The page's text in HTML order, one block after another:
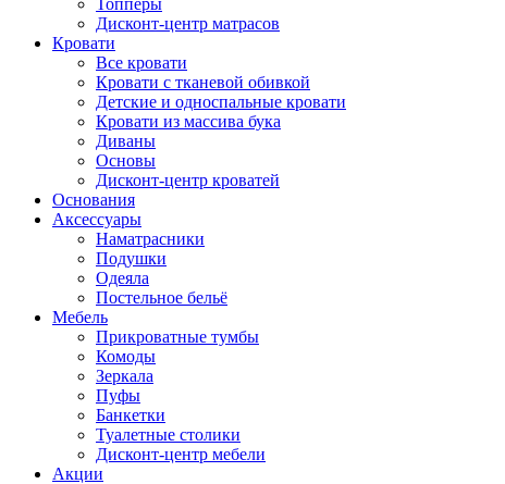
Топперы
Дисконт-центр матрасов
Кровати
Все кровати
Кровати с тканевой обивкой
Детские и односпальные кровати
Кровати из массива бука
Диваны
Основы
Дисконт-центр кроватей
Основания
Аксессуары
Наматрасники
Подушки
Одеяла
Постельное бельё
Мебель
Прикроватные тумбы
Комоды
Зеркала
Пуфы
Банкетки
Туалетные столики
Дисконт-центр мебели
Акции